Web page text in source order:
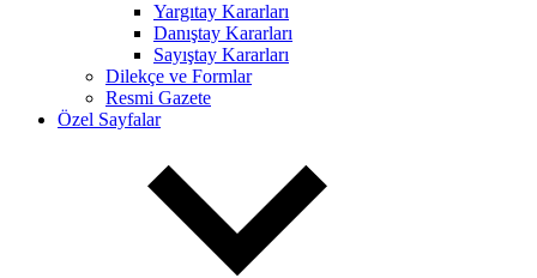
Yargıtay Kararları
Danıştay Kararları
Sayıştay Kararları
Dilekçe ve Formlar
Resmi Gazete
Özel Sayfalar